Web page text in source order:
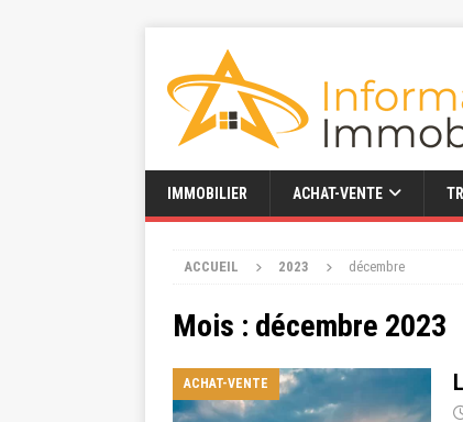
IMMOBILIER ACHAT-VENTE
ACCUEIL 2023 décembre
Mois : décembre 2023
ACHAT-VENTE